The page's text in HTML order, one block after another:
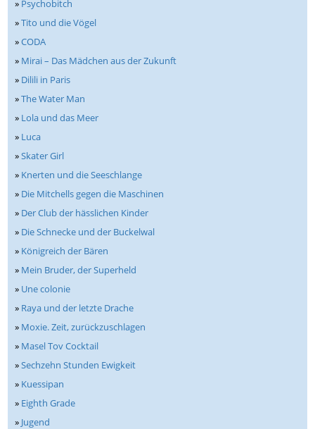
» Psychobitch
»Tito und die Vögel
»CODA
» Mirai – Das Mädchen aus der Zukunft
» Dilili in Paris
»The Water Man
» Lola und das Meer
» Luca
»Skater Girl
» Knerten und die Seeschlange
» Die Mitchells gegen die Maschinen
» Der Club der hässlichen Kinder
» Die Schnecke und der Buckelwal
» Königreich der Bären
» Mein Bruder, der Superheld
» Une colonie
» Raya und der letzte Drache
» Moxie. Zeit, zurückzuschlagen
» Masel Tov Cocktail
»Sechzehn Stunden Ewigkeit
» Kuessipan
» Eighth Grade
» Jugend